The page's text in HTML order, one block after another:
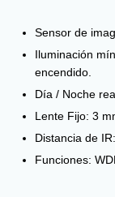
Sensor de
Iluminación
encendido.
Día / Noche
Lente Fijo: 3
Distancia de
Funciones: